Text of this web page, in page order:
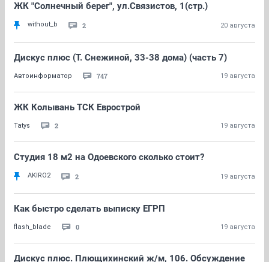
ЖК "Солнечный берег", ул.Связистов, 1(стр.)
without_b 2 20 августа
Дискус плюс (Т. Снежиной, 33-38 дома) (часть 7)
Автоинформатор 747 19 августа
ЖК Колывань ТСК Еврострой
Tatys 2 19 августа
Студия 18 м2 на Одоевского сколько стоит?
AKIRO2 2 19 августа
Как быстро сделать выписку ЕГРП
flash_blade 0 19 августа
Дискус плюс. Плющихинский ж/м, 106. Обсуждение